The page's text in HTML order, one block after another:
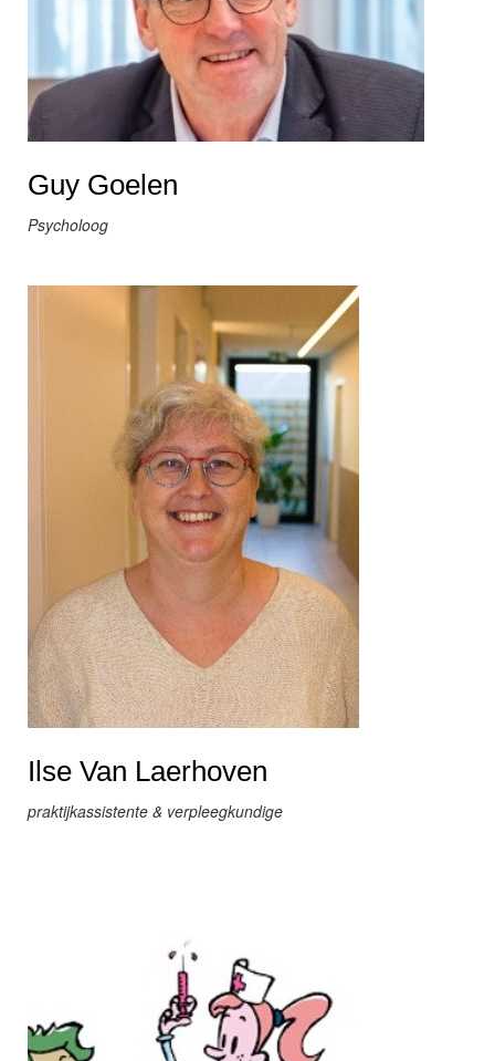
Guy Goelen
Psycholoog
Ilse Van Laerhoven
praktijkassistente & verpleegkundige